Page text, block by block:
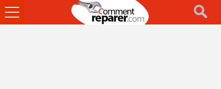
Ouvrir
le